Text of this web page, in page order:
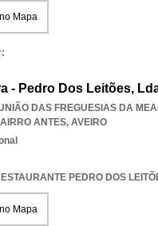
Mapa
- Pedro Dos Leitões,
DAS FREGUESIAS DA
ANTES, AVEIRO
PEDRO DOS
Mapa